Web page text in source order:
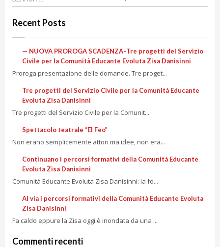
Recent Posts
— NUOVA PROROGA SCADENZA–Tre progetti del Servizio
Civile per la Comunità Educante Evoluta Zisa Danisinni
Proroga presentazione delle domande. Tre proget...
Tre progetti del Servizio Civile per la Comunità Educante
Evoluta Zisa Danisinni
Tre progetti del Servizio Civile per la Comunit...
Spettacolo teatrale “El Feo”
Non erano semplicemente attori ma idee, non era...
Continuano i percorsi formativi della Comunità Educante
Evoluta Zisa Danisinni
Comunità Educante Evoluta Zisa Danisinni: la fo...
Al via i percorsi formativi della Comunità Educante Evoluta
Zisa Danisinni
Fa caldo eppure la Zisa oggi è inondata da una ...
Commenti recenti